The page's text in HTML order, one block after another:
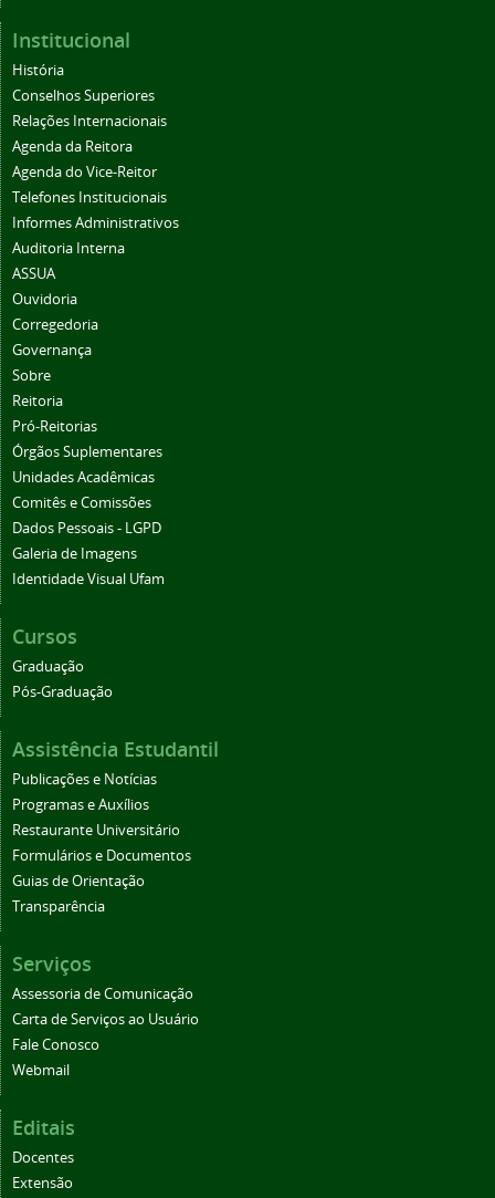
Institucional
História
Conselhos Superiores
Relações Internacionais
Agenda da Reitora
Agenda do Vice-Reitor
Telefones Institucionais
Informes Administrativos
Auditoria Interna
ASSUA
Ouvidoria
Corregedoria
Governança
Sobre
Reitoria
Pró-Reitorias
Órgãos Suplementares
Unidades Acadêmicas
Comitês e Comissões
Dados Pessoais - LGPD
Galeria de Imagens
Identidade Visual Ufam
Cursos
Graduação
Pós-Graduação
Assistência Estudantil
Publicações e Notícias
Programas e Auxílios
Restaurante Universitário
Formulários e Documentos
Guias de Orientação
Transparência
Serviços
Assessoria de Comunicação
Carta de Serviços ao Usuário
Fale Conosco
Webmail
Editais
Docentes
Extensão